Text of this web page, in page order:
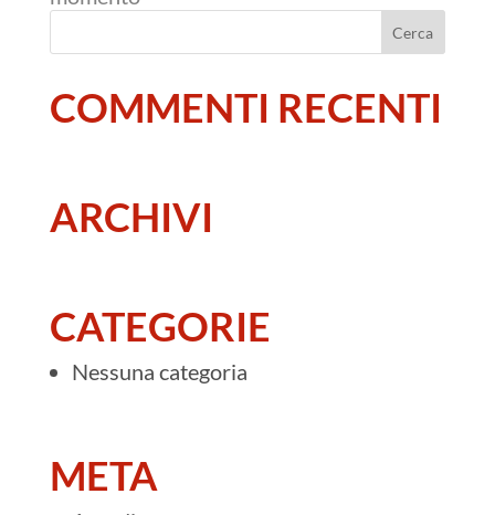
COMMENTI RECENTI
ARCHIVI
CATEGORIE
Nessuna categoria
META